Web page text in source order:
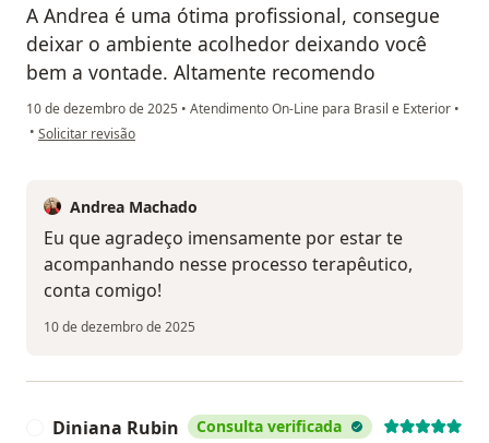
A Andrea é uma ótima profissional, consegue
deixar o ambiente acolhedor deixando você
bem a vontade. Altamente recomendo
10 de dezembro de 2025 • Atendimento On-Line para Brasil e Exterior •
• na opinião do utilizador Raul
Solicitar revisão
Andrea Machado
Eu que agradeço imensamente por estar te
acompanhando nesse processo terapêutico,
conta comigo!
10 de dezembro de 2025
Diniana Rubin Consulta verificada